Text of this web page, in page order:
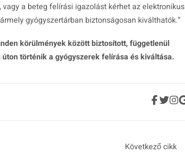
a beteg felírási igazolást kérhet az elektronikus
gyógyszertárban biztonságosan kiválthatók.”
körülmények között biztosított, függetlenül
történik a gyógyszerek felírása és kiváltása.
Következő cikk